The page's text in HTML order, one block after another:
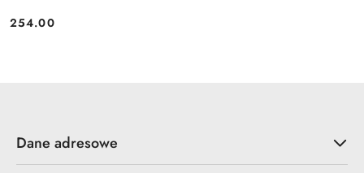
Cena:
254.00
Dane adresowe